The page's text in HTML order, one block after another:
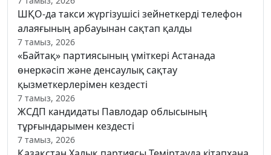
ШҚО-да такси жүргізушісі зейнеткерді телефон
алаяғының арбауынан сақтап қалды
7 тамыз, 2026
«Байтақ» партиясының үміткері Астанада
өнеркәсіп және денсаулық сақтау
қызметкерлерімен кездесті
7 тамыз, 2026
ЖСДП кандидаты Павлодар облысының
тұрғындарымен кездесті
7 тамыз, 2026